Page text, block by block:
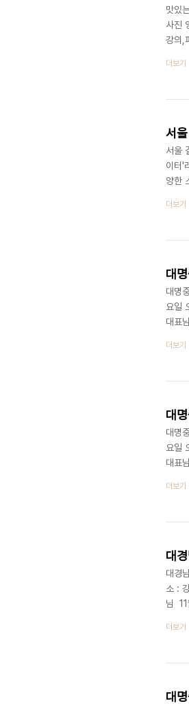
맛있
사진
강의,
ㅣ
더보기
서
서울
이터'
양한
니
더보기
대
대명
요일
대표
간
답니
더보기
대
대명
요일
대표
살
특별
더보기
대
대경
소 :
님 11
데
김정
더보기
대